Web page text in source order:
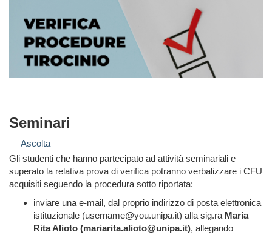
Seminari
Ascolta
Gli studenti che hanno partecipato ad attività seminariali e
superato la relativa prova di verifica potranno verbalizzare i CFU
acquisiti seguendo la procedura sotto riportata:
inviare una e-mail, dal proprio indirizzo di posta elettronica
istituzionale (username@you.unipa.it) alla sig.ra Maria
Rita Alioto (mariarita.alioto@unipa.it), allegando